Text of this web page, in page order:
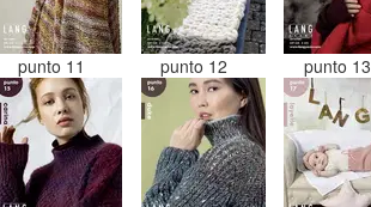
punto 11 punto 12 punto 13